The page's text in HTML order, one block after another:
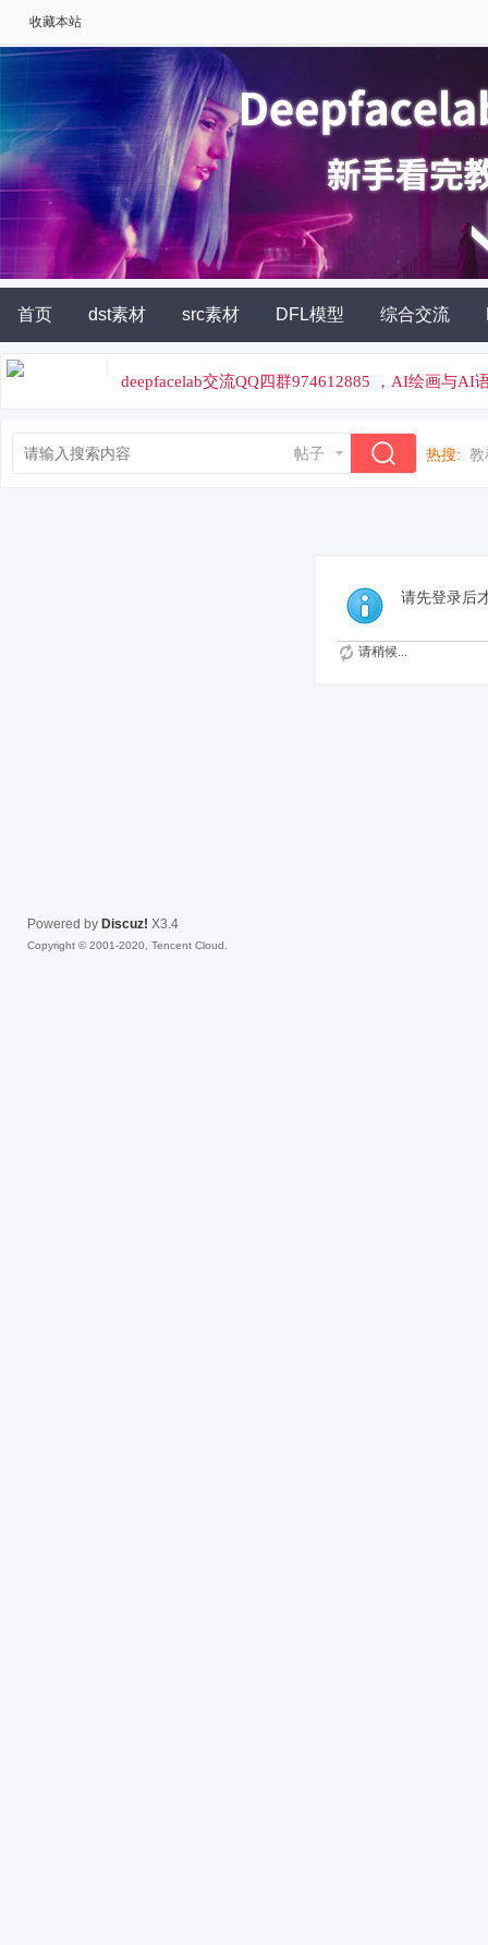
收藏本站
首页 dst素材 src素材 DFL模型 综合交流
AI角色扮演
deepfacelab交流QQ四群974612885 ，AI绘画与AI
帖子
热搜: 教
请先登录后
请稍候...
Powered by Discuz! X3.4
Copyright © 2001-2020, Tencent Cloud.